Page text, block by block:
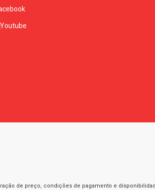
Youtube
de preço, condições de pagamento e